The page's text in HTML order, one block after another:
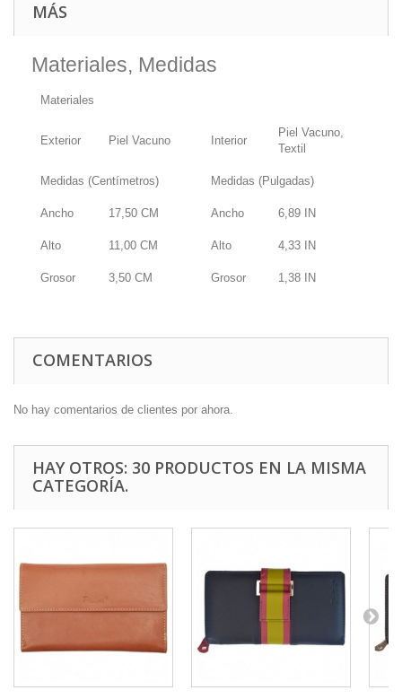
MÁS
Materiales, Medidas
Materiales
Exterior Piel Vacuno Interior
Piel Vacuno,
Textil
Medidas (Centímetros) Medidas (Pulgadas)
Ancho 17,50 CM Ancho 6,89 IN
Alto 11,00 CM Alto 4,33 IN
Grosor 3,50 CM Grosor 1,38 IN
COMENTARIOS
No hay comentarios de clientes por ahora.
HAY OTROS: 30 PRODUCTOS EN LA MISMA
CATEGORÍA.